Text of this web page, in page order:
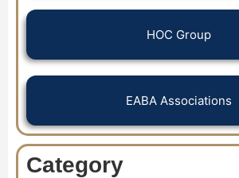
HOC Group
EABA Associations
Category